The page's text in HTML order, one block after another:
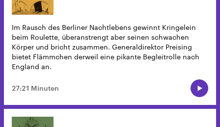
Im Rausch des Berliner Nachtlebens gewinnt Kringelein
beim Roulette, überanstrengt aber seinen schwachen
Körper und bricht zusammen. Generaldirektor Preising
bietet Flämmchen derweil eine pikante Begleitrolle nach
England an.
27:21 Minuten